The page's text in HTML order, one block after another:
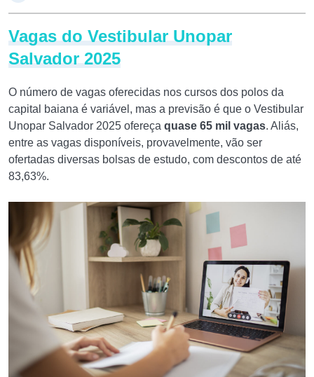
Vagas do Vestibular Unopar
Salvador 2025
O número de vagas oferecidas nos cursos dos polos da
capital baiana é variável, mas a previsão é que o Vestibular
Unopar Salvador 2025 ofereça quase 65 mil vagas. Aliás,
entre as vagas disponíveis, provavelmente, vão ser
ofertadas diversas bolsas de estudo, com descontos de até
83,63%.